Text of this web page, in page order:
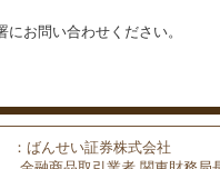
お問い合わせください。
：ばんせい証券株式会社